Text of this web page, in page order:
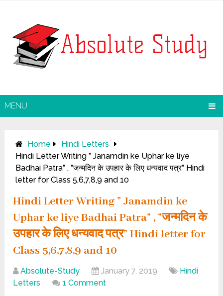
MENU
Home
Hindi Letters
Hindi Letter Writing ” Janamdin ke Uphar ke liye
Badhai Patra” , ”जन्मदिन के उपहार के लिए धन्यवाद पत्र” Hindi
letter for Class 5,6,7,8,9 and 10
Hindi Letter Writing ” Janamdin ke
Uphar ke liye Badhai Patra” , ”जन्मदिन के
उपहार के लिए धन्यवाद पत्र” Hindi letter for
Class 5,6,7,8,9 and 10
Absolute-Study January 7, 2019
Hindi
Letters
1 Comment